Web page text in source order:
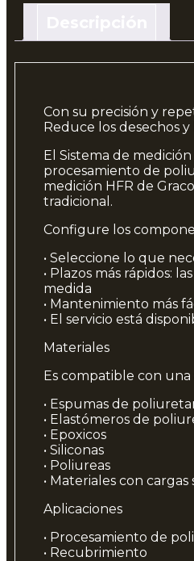
Con su precisión y
Reduce los desechos
El Sistema de
procesamiento de
medición HFR de
tradicional.
Configure los
• Seleccione lo que
• Plazos más rápidos:
medida
• Mantenimiento más
• El servicio está
Materiales
Es compatible con
• Espumas de
• Elastómeros de
• Epoxicos
• Siliconas
• Poliureas
• Materiales con cargas
Aplicaciones
• Procesamiento de
• Recubrimiento